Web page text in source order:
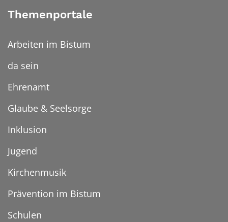
Themenportale
Arbeiten im Bistum
da sein
Ehrenamt
Glaube & Seelsorge
Inklusion
Jugend
Kirchenmusik
Prävention im Bistum
Schulen